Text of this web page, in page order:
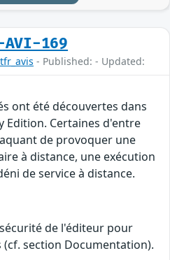
AVI-169
- Published: - Updated:
ont été découvertes dans
Edition. Certaines d'entre
de provoquer une
à distance, une exécution
de service à distance.
de l'éditeur pour
section Documentation).